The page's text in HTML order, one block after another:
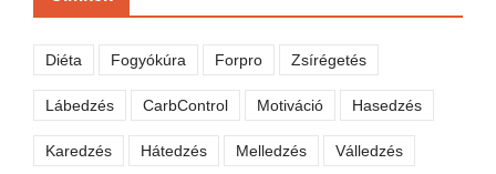
Diéta Fogyókúra Forpro Zsírégetés
Lábedzés CarbControl Motiváció Hasedzés
Karedzés Hátedzés Melledzés Válledzés